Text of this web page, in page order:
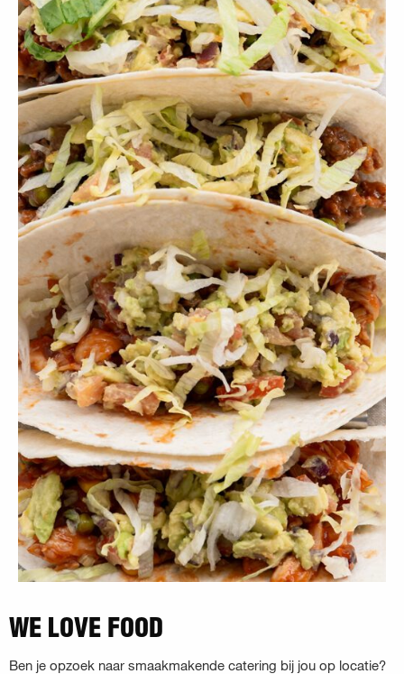
WE LOVE FOOD
Ben je opzoek naar smaakmakende catering bij jou op locatie?